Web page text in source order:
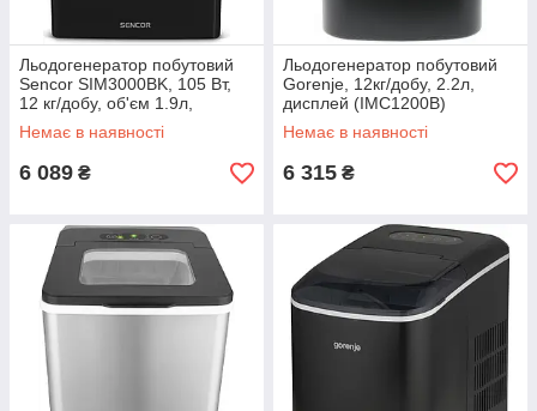
Льодогенератор побутовий
Sencor SIM3000BK, 105 Вт,
12 кг/добу, об'єм 1.9л,
приготування за 9 хв
(SIM3000BK)
Немає в наявності
6 089 ₴
Льодогенератор побутовий
Gorenje, 12кг/добу, 2.2л,
дисплей (IMC1200B)
Немає в наявності
6 315 ₴